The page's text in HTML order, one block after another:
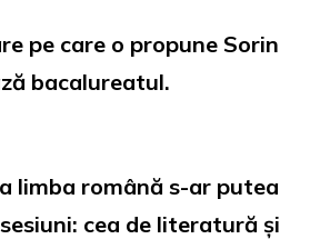
pe care o propune Sorin
bacalureatul.
limba română s-ar putea
cea de literatură și